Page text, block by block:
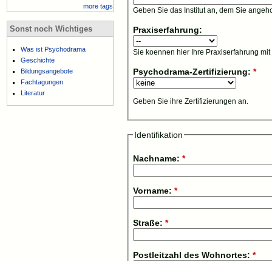
Geben Sie das Institut an, dem Sie
Praxiserfahrung:
Sie koennen hier Ihre Praxiserfahrung
Psychodrama-Zertifizierung: *
Geben Sie ihre Zertifizierungen an.
Identifikation
Nachname: *
Vorname: *
Straße: *
Postleitzahl des Wohnortes: *
more tags
Sonst noch Wichtiges
Was ist Psychodrama
Geschichte
Bildungsangebote
Fachtagungen
Literatur